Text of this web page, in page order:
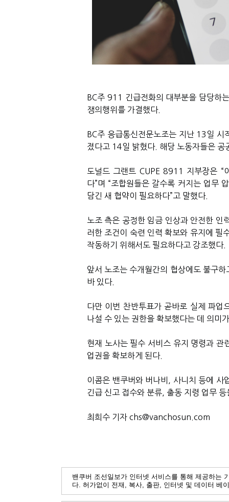
BC주 911 긴급전화의 대부분을 담당하
쟁의행위를 가결했다.
BC주 응급통신전문노조는 지난 13일
졌다고 14일 밝혔다. 해당 노동자들은
도널드 그랜트 CUPE 8911 지부장은 “
다”며 “조합원들은 갈수록 커지는 업무
담긴 새 협약이 필요하다”고 말했다.
노조 측은 공정한 임금 인상과 안전한 인
러한 조건이 숙련 인력 확보와 유지에 필
작동하기 위해서도 필요하다고 강조했다.
앞서 노조는 수개월간의 협상에도 불구
바 있다.
다만 이번 찬반투표가 곧바로 실제 파업
나설 수 있는 권한을 확보했다는 데 의미
현재 노사는 필수 서비스 유지 명령과 관
업권을 확보하게 된다.
이콤은 밴쿠버와 버나비, 사니치 등에
긴급 신고 접수와 분류, 출동 지령 업무
최희수 기자 chs@vanchosun.com
밴쿠버 조선일보가 인터넷 서비스를 통해 제공하는
다. 허가없이 전재, 복사, 출판, 인터넷 및 데이터 베